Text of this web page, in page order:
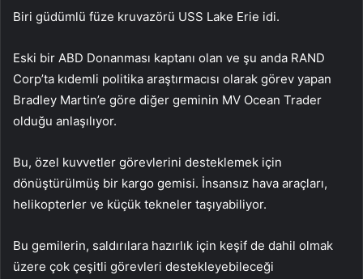
Biri güdümlü füze kruvazörü USS Lake Erie idi.
Eski bir ABD Donanması kaptanı olan ve şu anda RAND
Corp’ta kıdemli politika araştırmacısı olarak görev yapan
Bradley Martin’e göre diğer geminin MV Ocean Trader
olduğu anlaşılıyor.
Bu, özel kuvvetler görevlerini desteklemek için
dönüştürülmüş bir kargo gemisi. İnsansız hava araçları,
helikopterler ve küçük tekneler taşıyabiliyor.
Bu gemilerin, saldırılara hazırlık için keşif de dahil olmak
üzere çok çeşitli görevleri destekleyebileceği